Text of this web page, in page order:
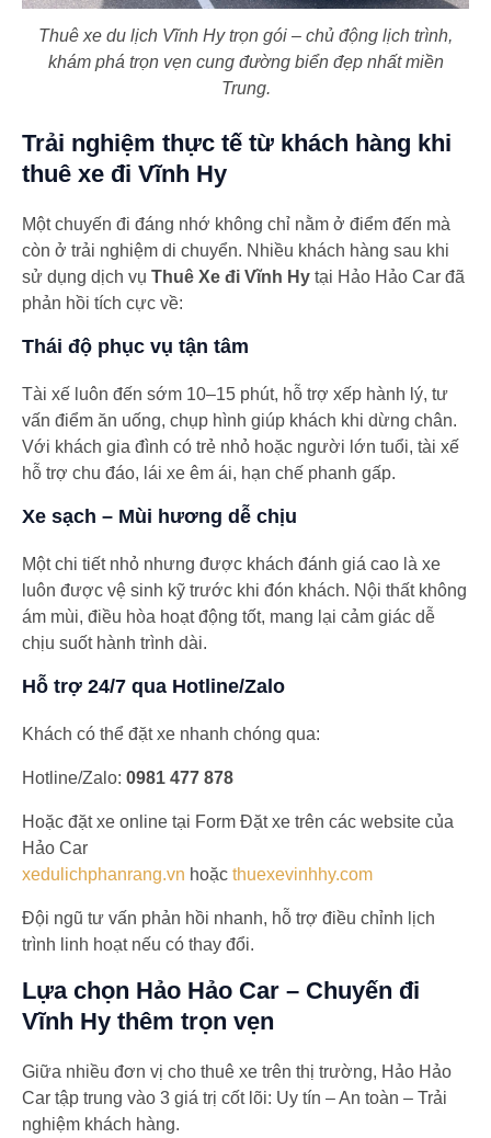
Thuê xe du lịch Vĩnh Hy trọn gói – chủ động lịch trình,
khám phá trọn vẹn cung đường biển đẹp nhất miền
Trung.
Trải nghiệm thực tế từ khách hàng khi
thuê xe đi Vĩnh Hy
Một chuyến đi đáng nhớ không chỉ nằm ở điểm đến mà
còn ở trải nghiệm di chuyển. Nhiều khách hàng sau khi
sử dụng dịch vụ Thuê Xe đi Vĩnh Hy tại Hảo Hảo Car đã
phản hồi tích cực về:
Thái độ phục vụ tận tâm
Tài xế luôn đến sớm 10–15 phút, hỗ trợ xếp hành lý, tư
vấn điểm ăn uống, chụp hình giúp khách khi dừng chân.
Với khách gia đình có trẻ nhỏ hoặc người lớn tuổi, tài xế
hỗ trợ chu đáo, lái xe êm ái, hạn chế phanh gấp.
Xe sạch – Mùi hương dễ chịu
Một chi tiết nhỏ nhưng được khách đánh giá cao là xe
luôn được vệ sinh kỹ trước khi đón khách. Nội thất không
ám mùi, điều hòa hoạt động tốt, mang lại cảm giác dễ
chịu suốt hành trình dài.
Hỗ trợ 24/7 qua Hotline/Zalo
Khách có thể đặt xe nhanh chóng qua:
Hotline/Zalo: 0981 477 878
Hoặc đặt xe online tại Form Đặt xe trên các website của
Hảo Car
xedulichphanrang.vn hoặc thuexevinhhy.com
Đội ngũ tư vấn phản hồi nhanh, hỗ trợ điều chỉnh lịch
trình linh hoạt nếu có thay đổi.
Lựa chọn Hảo Hảo Car – Chuyến đi
Vĩnh Hy thêm trọn vẹn
Giữa nhiều đơn vị cho thuê xe trên thị trường, Hảo Hảo
Car tập trung vào 3 giá trị cốt lõi: Uy tín – An toàn – Trải
nghiệm khách hàng.